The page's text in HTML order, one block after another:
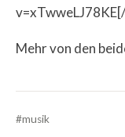
Mehr von den
#musik